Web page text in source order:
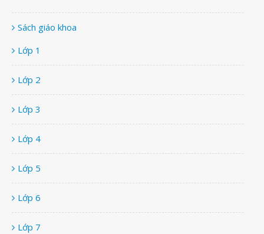
Sách giáo khoa
Lớp 1
Lớp 2
Lớp 3
Lớp 4
Lớp 5
Lớp 6
Lớp 7